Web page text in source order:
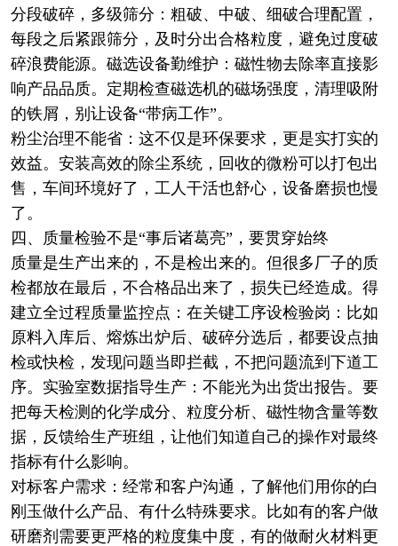
分段破碎，多级筛分：粗破、中破、细破合理配置，
每段之后紧跟筛分，及时分出合格粒度，避免过度破
碎浪费能源。磁选设备勤维护：磁性物去除率直接影
响产品品质。定期检查磁选机的磁场强度，清理吸附
的铁屑，别让设备“带病工作”。
粉尘治理不能省：这不仅是环保要求，更是实打实的
效益。安装高效的除尘系统，回收的微粉可以打包出
售，车间环境好了，工人干活也舒心，设备磨损也慢
了。
四、质量检验不是“事后诸葛亮”，要贯穿始终
质量是生产出来的，不是检出来的。但很多厂子的质
检都放在最后，不合格品出来了，损失已经造成。得
建立全过程质量监控点：在关键工序设检验岗：比如
原料入库后、熔炼出炉后、破碎分选后，都要设点抽
检或快检，发现问题当即拦截，不把问题流到下道工
序。实验室数据指导生产：不能光为出货出报告。要
把每天检测的化学成分、粒度分析、磁性物含量等数
据，反馈给生产班组，让他们知道自己的操作对最终
指标有什么影响。
对标客户需求：经常和客户沟通，了解他们用你的白
刚玉做什么产品、有什么特殊要求。比如有的客户做
研磨剂需要更严格的粒度集中度，有的做耐火材料更